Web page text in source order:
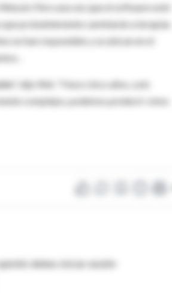
Pero una vez que el software esté
probablemente cambiarán a terapias
no han respondido y se ubican en el
.
", dijo Wei. "Hace cinco años, solo
complejos, podemos predecir cómo
debes iniciar sesión